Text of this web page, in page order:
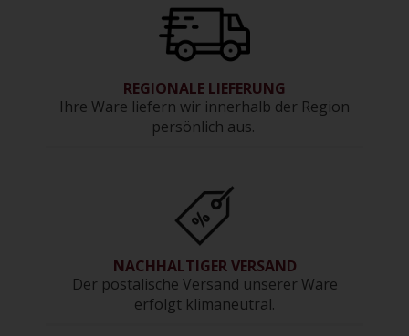
REGIONALE LIEFERUNG
Ihre Ware liefern wir innerhalb der Region
persönlich aus.
NACHHALTIGER VERSAND
Der postalische Versand unserer Ware
erfolgt klimaneutral.